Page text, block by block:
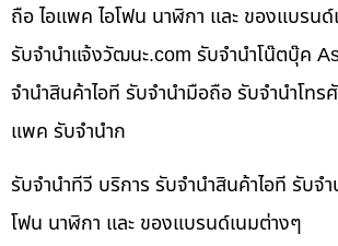
ถือ ไอแพค ไอโฟน นาฬิกา และ ของแบรน
รับจํานําแจ้งวัฒนะ.com รับจำนำโน๊ตบุ๊ค
จำนำสินค้าไอที รับจำนำมือถือ รับจำนำโทร
แพค รับจำนำก
รับจำนำทีวี บริการ รับจำนำสินค้าไอที รับจ
โฟน นาฬิกา และ ของแบรนด์เนมต่างๆ